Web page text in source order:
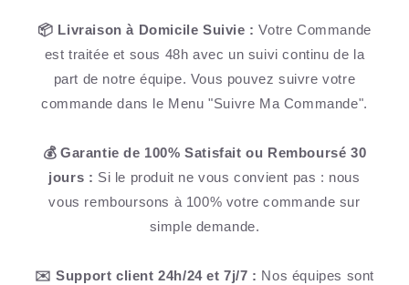
📦 Livraison à Domicile Suivie : Votre Commande
est traitée et sous 48h avec un suivi continu de la
part de notre équipe. Vous pouvez suivre votre
commande dans le Menu "Suivre Ma Commande".
💰 Garantie de 100% Satisfait ou Remboursé 30
jours : Si le produit ne vous convient pas : nous
vous remboursons à 100% votre commande sur
simple demande.
✉️ Support client 24h/24 et 7j/7 : Nos équipes sont